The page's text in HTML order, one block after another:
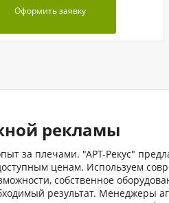
Оформить заявку
рекламы
за плечами. "АРТ-Рекус"
ценам. Используем
собственное
результат. Менеджеры